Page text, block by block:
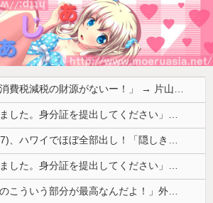
【ｗ】自民党議員「消費税減税の財源がないー！」 → 片山財務相、財源の心配は１ミリもいらない！と主張 ｗｗｗｗｗｗｗｗｗｗｗｗｗｗ
「注文キャンセルしました。身分証を提出してください」とAmazonから突然のメール、怪しすぎるのでカスタマーに確認したら……
【最新画像】 tuki.(17)、ハワイでほぼ全部出し！「隠しきれない美貌」とSNSざわつく
「注文キャンセルしました。身分証を提出してください」とAmazonから突然のメール、怪しすぎるのでカスタマーに確認したら……
海外「やっぱり日本のこういう部分が最高なんだよ！」外国人が語る日本の魅力的に感じる部分とは・・・？【海外の反応】